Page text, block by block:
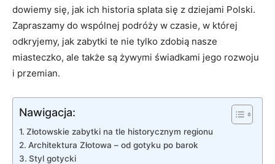
dowiemy się, jak ich historia splata się z ⁢dziejami Polski.
Zapraszamy ⁣do wspólnej podróży⁣ w czasie, w której
odkryjemy, jak zabytki te nie tylko zdobią nasze
miasteczko, ale także⁣ są żywymi świadkami jego ⁢rozwoju
i przemian.
Nawigacja:
Złotowskie zabytki na tle historycznym regionu
Architektura Złotowa – ‌od gotyku po barok
Styl‍ gotycki